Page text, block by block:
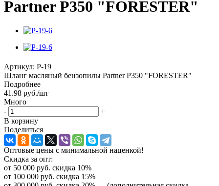
Partner P350 "FORESTER"
Артикул: P-19
Шланг масляный бензопилы Partner P350 "FORESTER"
Подробнее
41.98 руб./шт
Много
-
+
В корзину
Поделиться
Оптовые цены с минимальной наценкой!
Скидка за опт:
от 50 000 руб. скидка 10%
от 100 000 руб. скидка 15%